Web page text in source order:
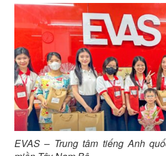
EVAS – Trung tâm tiếng Anh